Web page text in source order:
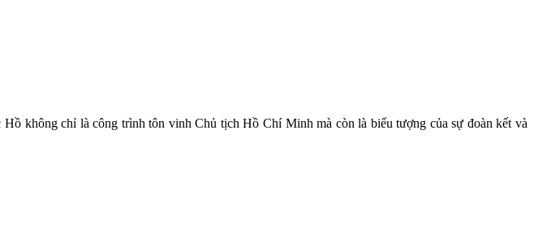
không chỉ là công trình tôn vinh Chủ tịch Hồ Chí Minh mà còn là biểu tượng của sự đoàn kết và